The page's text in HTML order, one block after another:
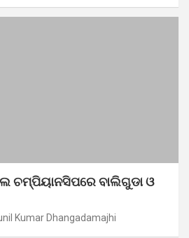
ଚମ୍ପିୟାନସିପରେ ବାଲିଗୁଡା ଓ
Kumar Dhangadamajhi